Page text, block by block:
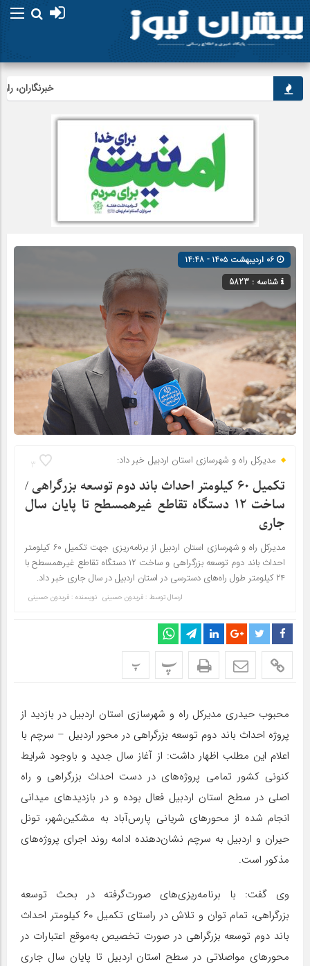
خبرنگاران،
شناسه : 5823
3 مدیرکل راه و شهرسازی استان اردبیل خبر داد:
تکمیل ۶۰ کیلومتر احداث باند دوم توسعه بزرگراهی /
ساخت ۱۲ دستگاه تقاطع غیرهمسطح تا پایان سال
جاری
مدیرکل راه و شهرسازی استان اردبیل از برنامه‌ریزی جهت تکمیل ۶۰ کیلومتر
احداث باند دوم توسعه بزرگراهی و ساخت ۱۲ دستگاه تقاطع غیرهمسطح با
۲۴ کیلومتر طول راه‌های دسترسی در استان اردبیل در سال جاری خبر داد.
ارسال توسط : فریدون حسینی نویسنده : فریدون حسینی
پ پ
محبوب حیدری مدیرکل راه و شهرسازی استان اردبیل در بازدید از
پروژه احداث باند دوم توسعه بزرگراهی در محور اردبیل – سرچم با
اعلام این مطلب اظهار داشت: از آغاز سال جدید و باوجود شرایط
کنونی کشور تمامی پروژه‌های در دست احداث بزرگراهی و راه
اصلی در سطح استان اردبیل فعال بوده و در بازدیدهای میدانی
انجام شده از محورهای شریانی پارس‌آباد به مشکین‌شهر، تونل
حیران و اردبیل به سرچم نشان‌دهنده ادامه روند اجرای پروژه‌های
مذکور است.
وی گفت: با برنامه‌ریزی‌های صورت‌گرفته در بحث توسعه
بزرگراهی، تمام توان و تلاش در راستای تکمیل ۶۰ کیلومتر احداث
باند دوم توسعه بزرگراهی در صورت تخصیص به‌موقع اعتبارات در
محورهای مواصلاتی در سطح استان اردبیل تا پایان سال جاری